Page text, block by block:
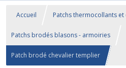
Accueil Patchs thermocollants
Patchs brodés blasons - armoiries
Patch brodé chevalier templier